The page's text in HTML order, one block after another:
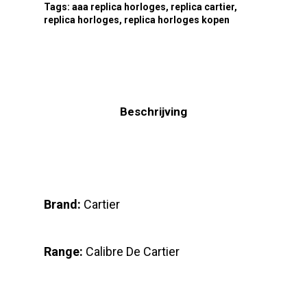
Tags: aaa replica horloges, replica cartier,
replica horloges, replica horloges kopen
Beschrijving
Brand: Cartier
Range: Calibre De Cartier